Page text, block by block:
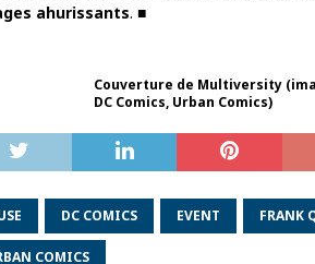
ahurissants. ■
Couverture de Multiversity
DC Comics, Urban Comics)
DC COMICS EVENT FRANK
COMICS